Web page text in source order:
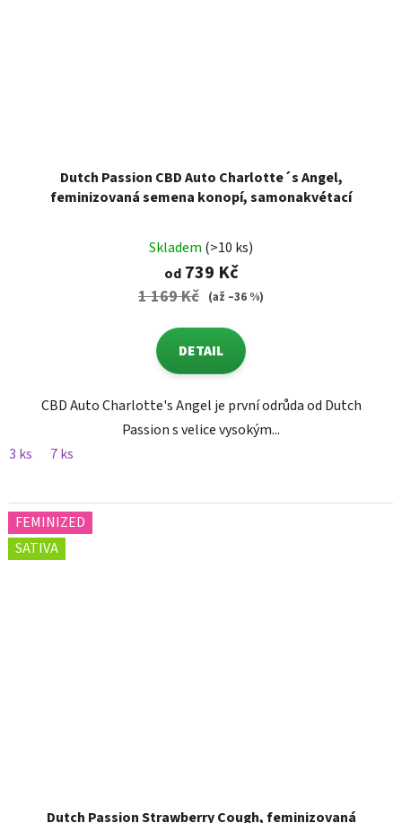
Dutch Passion CBD Auto Charlotte´s Angel,
feminizovaná semena konopí, samonakvétací
Skladem (>10 ks)
od739 Kč
1 169 Kč (až –36 %)
DETAIL
CBD Auto Charlotte's Angel je první odrůda od Dutch
Passion s velice vysokým...
3 ks
7 ks
FEMINIZED
SATIVA
Dutch Passion Strawberry Cough, feminizovaná